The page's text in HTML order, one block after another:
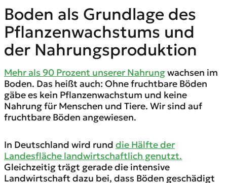
Boden als Grundlage des
Pflanzenwachstums und
der Nahrungsproduktion
Mehr als 90 Prozent unserer Nahrungwachsen im
Boden. Das heißt auch: Ohne fruchtbare Böden
gäbe es kein Pflanzenwachstum und keine
Nahrung für Menschen und Tiere. Wir sind auf
fruchtbare Böden angewiesen.
In Deutschland wird rund die Hälfte der
Landesfläche landwirtschaftlich genutzt.
Gleichzeitig trägt gerade die intensive
Landwirtschaft dazu bei, dass Böden geschädigt